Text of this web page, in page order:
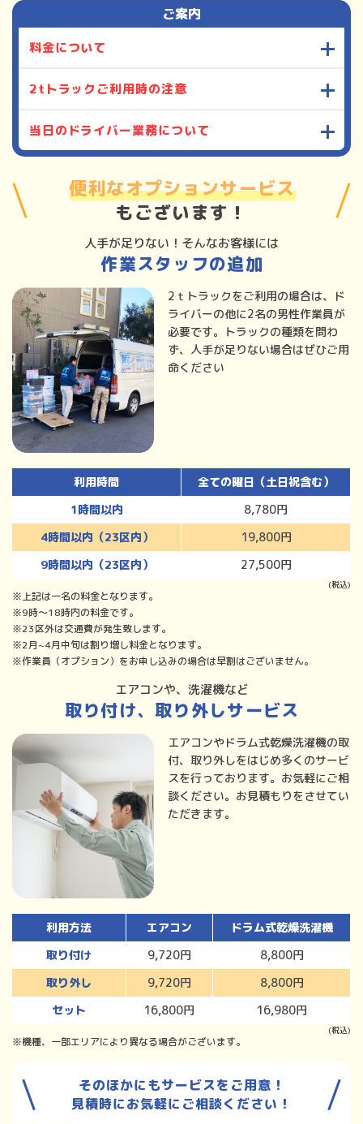
ご案内
料金について
2tトラックご利用時の注意
当日のドライバー業務について
便利なオプションサービス
もございます！
人手が足りない！そんなお客様には
作業スタッフの追加
2ｔトラックをご利用の場合は、ド
ライバーの他に2名の男性作業員が
必要です。トラックの種類を問わ
ず、人手が足りない場合はぜひご用
命ください
利用時間
全ての曜日（土日祝含む）
1時間以内
8,780円
4時間以内（23区内）
19,800円
9時間以内（23区内）
27,500円
(税込)
※上記は一名の料金となります。
※9時～18時内の料金です。
※23区外は交通費が発生致します。
※2月~4月中旬は割り増し料金となります。
※作業員（オプション）をお申し込みの場合は早割はございません。
エアコンや、洗濯機など
取り付け、取り外しサービス
エアコンやドラム式乾燥洗濯機の取
付、取り外しをはじめ多くのサービ
スを行っております。お気軽にご相
談ください。お見積もりをさせてい
ただきます。
利用方法 エアコン
ドラム式乾燥洗濯機
取り付け
9,720円
8,800円
取り外し
9,720円
8,800円
セット
16,800円 16,980円
(税込)
※機種、一部エリアにより異なる場合がございます。
そのほかにもサービスをご用意！
見積時にお気軽にご相談ください！